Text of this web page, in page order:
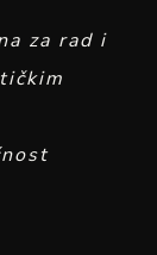
za rad i